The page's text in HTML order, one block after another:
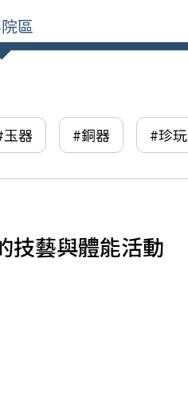
區
玉器 #銅器 #珍玩
技藝與體能活動